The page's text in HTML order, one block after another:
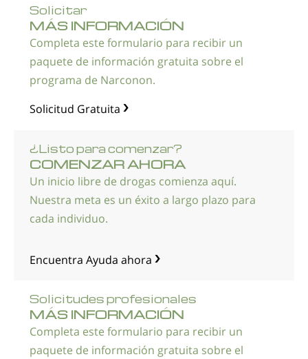
Solicitar
MÁS INFORMACIÓN
Completa este formulario para recibir un
paquete de información gratuita sobre el
programa de Narconon.
Solicitud Gratuita
¿Listo para comenzar?
COMENZAR AHORA
Un inicio libre de drogas comienza aquí.
Nuestra meta es un éxito a largo plazo para
cada individuo.
Encuentra Ayuda ahora
Solicitudes profesionales
MÁS INFORMACIÓN
Completa este formulario para recibir un
paquete de información gratuita sobre el